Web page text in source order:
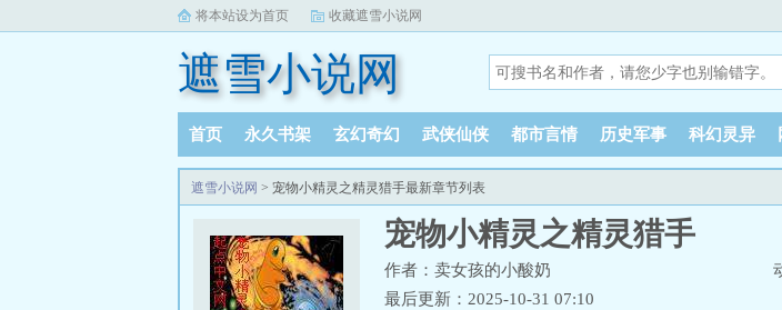
将本站设为首页 收藏遮雪小说网
遮雪小说网
首页 永久书架 玄幻奇幻 武侠仙侠 都市言情 历史军事 科幻灵异
遮雪小说网 > 宠物小精灵之精灵猎手最新章节列表
宠物小精灵之精灵猎手
作者：卖女孩的小酸奶
最后更新：2025-10-31 07:10